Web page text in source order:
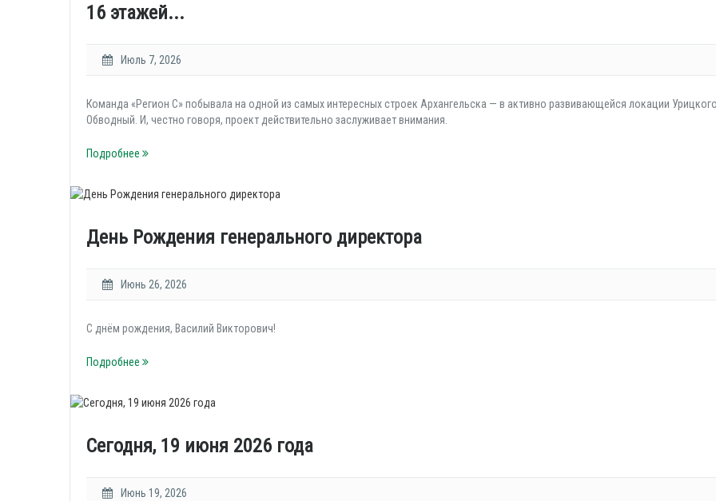
16 этажей...
Июль 7, 2026
Команда «Регион С» побывала на одной из самых интересных строек Архангельска — в активно развивающейся локации
Обводный. И, честно говоря, проект действительно заслуживает внимания.
Подробнее
День Рождения генерального директора
Июнь 26, 2026
С днём рождения, Василий Викторович!
Подробнее
Сегодня, 19 июня 2026 года
Июнь 19, 2026